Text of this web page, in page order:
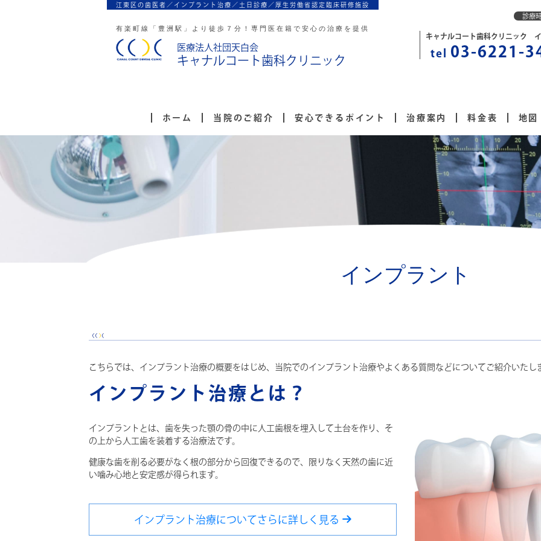
江東区の歯医者／インプラント治療／ 土日診療／厚生労働省認定臨床研修施設
有楽町線「豊洲駅」より徒歩７分！ 専門医在籍で安心の治療を提供
医療法人社団天白会
キャナルコート歯科クリニック
診療
キャナルコート歯科クリニック
tel 03-6221-
ホーム 当院のご紹介 安心できるポイント 治療案内 料金表 地図
インプラント
こちらでは、インプラント治療の概要をはじめ、当院でのインプラント治療やよくある質問などについてご紹介いたし
インプラント治療とは？
インプラントとは、歯を失った顎の骨の中に人工歯根を埋入して土台を作り、そ
の上から人工歯を装着する治療法です。
健康な歯を削る必要がなく根の部分から回復できるので、限りなく天然の歯に近
い噛み心地と安定感が得られます。
インプラント治療についてさらに詳しく見る